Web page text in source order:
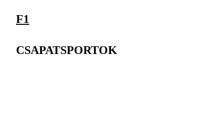
F1
CSAPATSPORTOK